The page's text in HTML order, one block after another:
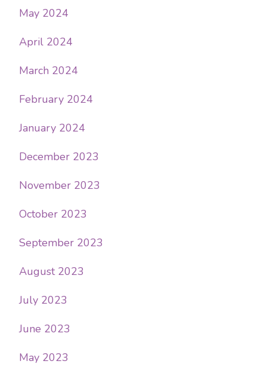
May 2024
April 2024
March 2024
February 2024
January 2024
December 2023
November 2023
October 2023
September 2023
August 2023
July 2023
June 2023
May 2023